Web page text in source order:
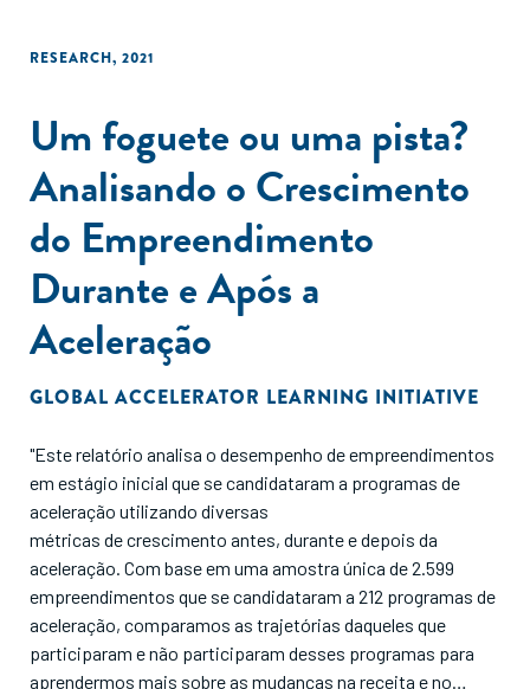
RESEARCH, 2021
Um foguete ou uma pista?
Analisando o Crescimento
do Empreendimento
Durante e Após a
Aceleração
GLOBAL ACCELERATOR LEARNING INITIATIVE
"Este relatório analisa o desempenho de empreendimentos
em estágio inicial que se candidataram a programas de
aceleração utilizando diversas
métricas de crescimento antes, durante e depois da
aceleração. Com base em uma amostra única de 2.599
empreendimentos que se candidataram a 212 programas de
aceleração, comparamos as trajetórias daqueles que
participaram e não participaram desses programas para
aprendermos mais sobre as mudanças na receita e no